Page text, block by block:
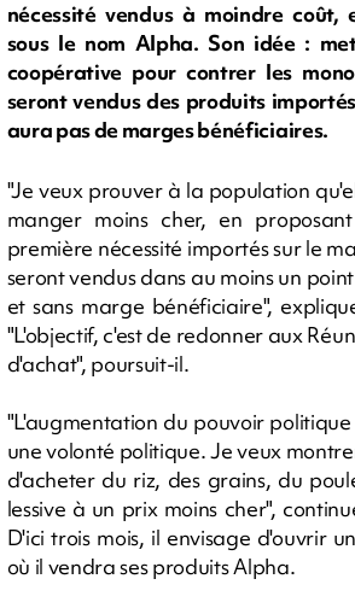
nécessité vendus à moindre coût,
sous le nom Alpha. Son idée :
coopérative pour contrer les
seront vendus des produits
aura pas de marges bénéficiaires.
"Je veux prouver à la population
manger moins cher, en
première nécessité importés sur le
seront vendus dans au moins un
et sans marge bénéficiaire",
"L'objectif, c'est de redonner aux
d'achat", poursuit-il.
"L'augmentation du pouvoir
une volonté politique. Je veux
d'acheter du riz, des grains, du
lessive à un prix moins cher",
D'ici trois mois, il envisage d'ouvrir
où il vendra ses produits Alpha.